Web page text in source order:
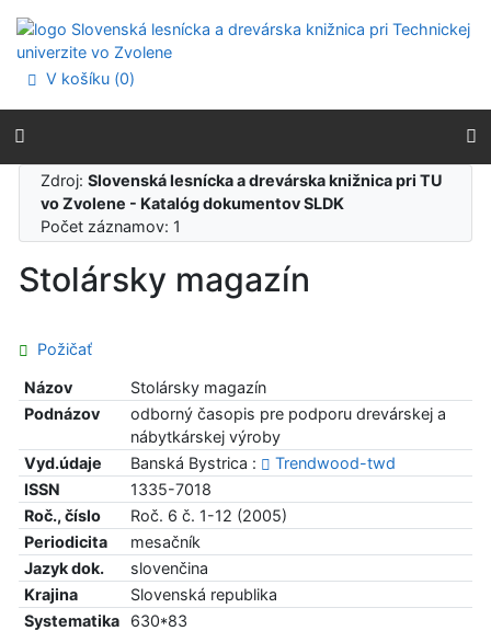
Prejsť na menu
Prehlásenie o webovej prístupnosti
V košíku (0)
Zdroj:Slovenská lesnícka a drevárska knižnica pri TU
vo Zvolene - Katalóg dokumentov SLDK
Počet záznamov: 1
Stolársky magazín
Požičať
Názov
Stolársky magazín
Podnázov
odborný časopis pre podporu drevárskej a
nábytkárskej výroby
Vyd.údaje
Banská Bystrica :
Trendwood-twd
ISSN
1335-7018
Roč., číslo
Roč. 6 č. 1-12 (2005)
Periodicita
mesačník
Jazyk dok.
slovenčina
Krajina
Slovenská republika
Systematika
630*83